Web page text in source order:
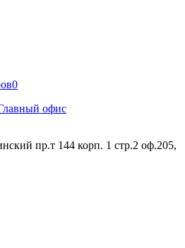
0
офис
пр.т 144 корп. 1 стр.2 оф.205,